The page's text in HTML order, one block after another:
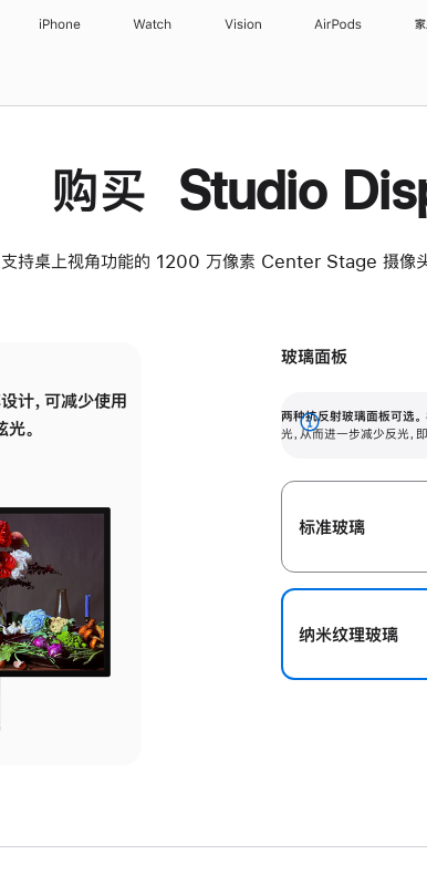
iPhone Watch Vision AirPods
购买 Studio
持桌上视角功能的 1200 万像素 Center Stage 摄像头
计，可减少使用
。
有高亮光源的场所使用，也能保持出
玻璃面板
两种抗反射玻璃面板可选。
光，从而进一步减少反光，
展
标准玻璃
纳米纹理玻璃